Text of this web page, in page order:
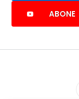
ABONE